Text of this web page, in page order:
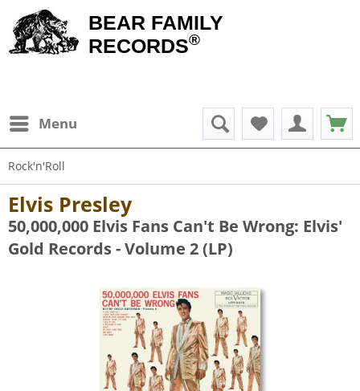
BEAR FAMILY
RECORDS®
Menu
Rock'n'Roll
Elvis Presley
50,000,000 Elvis Fans Can't Be Wrong: Elvis'
Gold Records - Volume 2 (LP)